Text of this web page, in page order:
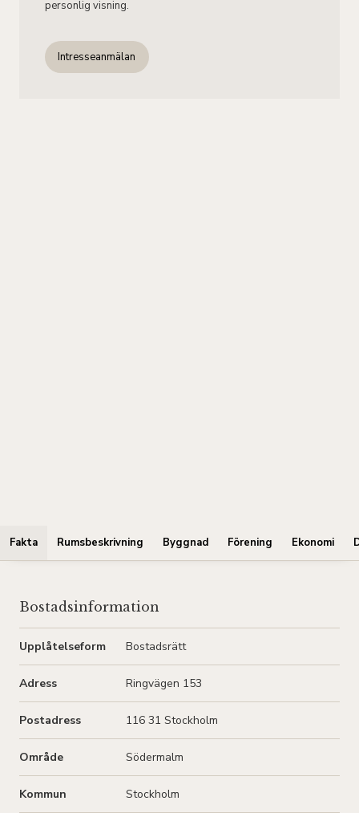
personlig visning.
Intresseanmälan
Fakta Rumsbeskrivning Byggnad Förening Ekonomi
Bostadsinformation
Upplåtelseform Bostadsrätt
Adress Ringvägen 153
Postadress 116 31 Stockholm
Område Södermalm
Kommun Stockholm